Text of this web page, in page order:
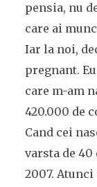
pensia, nu
care ai
Iar la noi,
pregnant.
care m-am
420.000 de
Cand cei
varsta de 40
2007. Atunci